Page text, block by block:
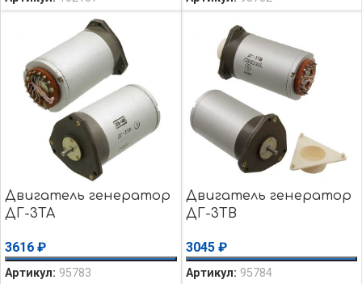
Двигатель генератор
ДГ-3ТА
3616 ₽
Артикул: 95783
Двигатель генератор
ДГ-3ТВ
3045 ₽
Артикул: 95784